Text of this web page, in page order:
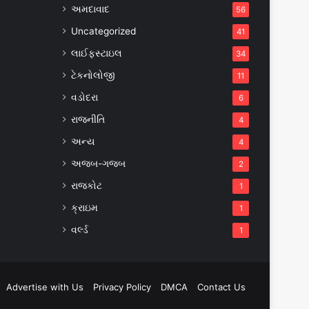
અમદાવાદ 56
Uncategorized 41
લાઈફસ્ટાઇલ 34
ટેકનોલોજી 11
વડોદરા 6
રાજનીતિ 4
અન્ય 4
અજબ-ગજબ 2
રાજકોટ 1
ક્રાઇમ 1
વર્લ્ડ 1
Advertise with Us Privacy Policy DMCA Contact Us